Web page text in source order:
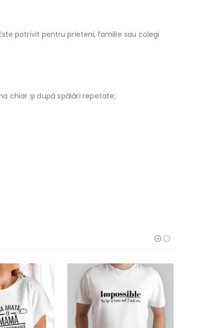
potrivit pentru prieteni, familie sau colegi
chiar şi după spălări repetate;